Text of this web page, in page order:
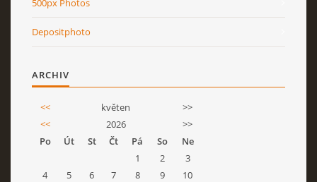
Depositphoto
ARCHIV
<< květen
>>
<<
2026
>>
Po
Út St Čt Pá So
Ne
1
2
3
4
5 6 7 8 9
10